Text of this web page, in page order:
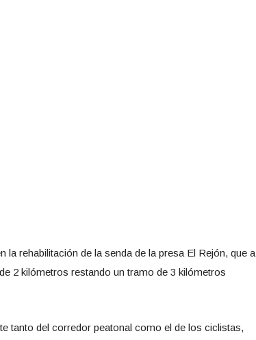
rehabilitación de la senda de la presa El Rejón, que a
2 kilómetros restando un tramo de 3 kilómetros
tanto del corredor peatonal como el de los ciclistas,